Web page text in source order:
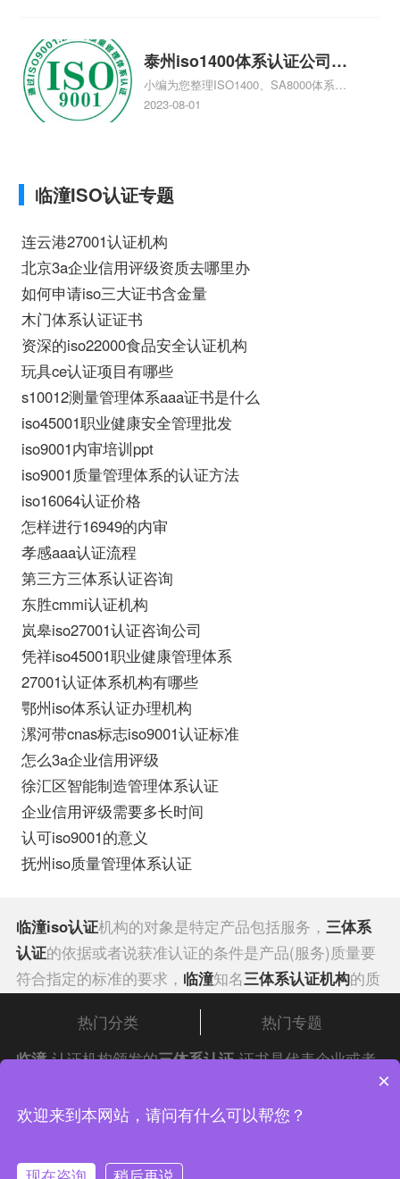
证知识，详情可查看下方正文！
泰州iso1400体系认证公司，
泰州iso1400体系认证
小编为您整理ISO1400、SA8000体系认
证、ISO1400、SA8000是什么体系认
最好相关iso体系认证知识，详情可查看下
方正文！
2023-08-01
临潼ISO认证专题
连云港27001认证机构
北京3a企业信用评级资质去哪里办
如何申请iso三大证书含金量
木门体系认证证书
资深的iso22000食品安全认证机构
玩具ce认证项目有哪些
s10012测量管理体系aaa证书是什么
iso45001职业健康安全管理批发
iso9001内审培训ppt
iso9001质量管理体系的认证方法
iso16064认证价格
怎样进行16949的内审
孝感aaa认证流程
第三方三体系认证咨询
东胜cmmi认证机构
岚皋iso27001认证咨询公司
凭祥iso45001职业健康管理体系
27001认证体系机构有哪些
鄂州iso体系认证办理机构
漯河带cnas标志iso9001认证标准
怎么3a企业信用评级
徐汇区智能制造管理体系认证
企业信用评级需要多长时间
认可iso9001的意义
抚州iso质量管理体系认证
临潼iso认证机构的对象是特定产品包括服务， 三体系
认证的依据或者说获准认证的条件是产品(服务)质量要
符合指定的标准的要求， 临潼知名三体系认证机构的质
方式是通过颁发产品认证
证书和认证标志。其认证标志
可用于获准认证的产品上。临潼iso认证又有两种：一
种是安全性产品认证，它通过法律、行政法规或规章规
定强制执行认证；另一种是合格认证属自愿性认证，是
证其认证的对象是企业的质量体系，或者说是企业的质
热门分类
热门专题
临潼 认证机构颁发的三体系认证 证书是代表企业或者
三体系认证
机构 是使临潼公司广泛的产品服务质量能够得以切实
改善基础。
中证集团体系认证 版权所有 Copyright © 2022
渝公网安备 50010502003954号
×
欢迎来到本网站，请问有什么可以帮您？